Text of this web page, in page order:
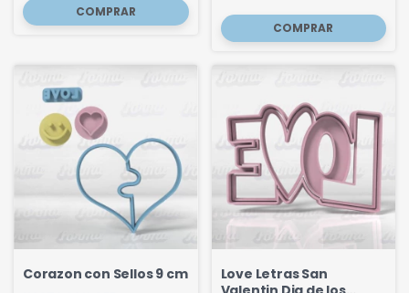
Corazon con Sellos 9 cm
Love Letras San